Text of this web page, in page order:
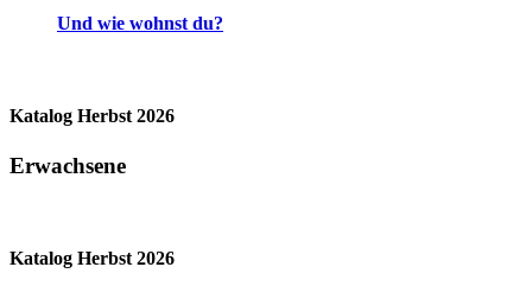
Und wie wohnst du?
Katalog Herbst 2026
Erwachsene
Katalog Herbst 2026